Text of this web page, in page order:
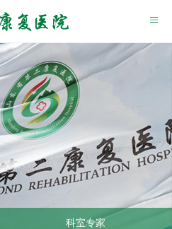
科室专家